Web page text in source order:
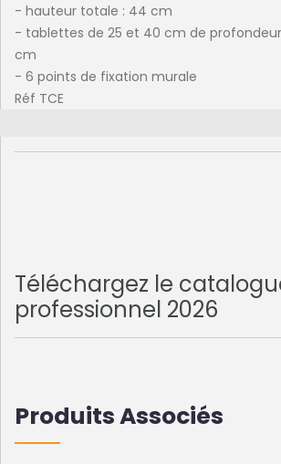
- hauteur totale : 44 cm
- tablettes de 25 et 40 cm de
cm
- 6 points de fixation murale
Réf TCE
Téléchargez le
professionnel 2026
Produits Associés